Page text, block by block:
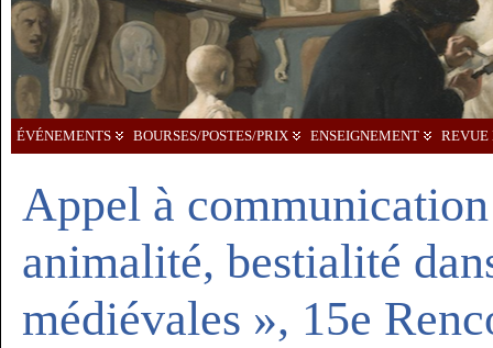
ÉVÉNEMENTS BOURSES/POSTES/PRIX ENSEIGNEMENT REVUE
Appel à
animalité, bestialité
médiévales », 15e